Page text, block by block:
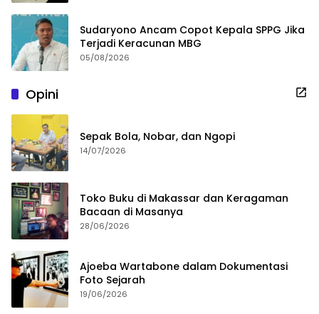
Sudaryono Ancam Copot Kepala SPPG Jika
Terjadi Keracunan MBG
05/08/2026
Opini
Sepak Bola, Nobar, dan Ngopi
14/07/2026
Toko Buku di Makassar dan Keragaman
Bacaan di Masanya
28/06/2026
Ajoeba Wartabone dalam Dokumentasi
Foto Sejarah
19/06/2026